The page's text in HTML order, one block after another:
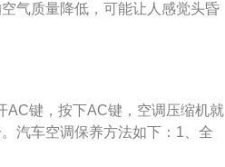
气质量降低，可能让人感觉头昏
，让新鲜空气进入车内，改善空
内循环、外循环最好交替使用。
以使用外循环，没有外面空气的
废气多、温度高时可以使用内循
AC键，按下AC键，空调压缩机就
汽车空调保养方法如下：1、全
空调系统，如通过储液罐检查制